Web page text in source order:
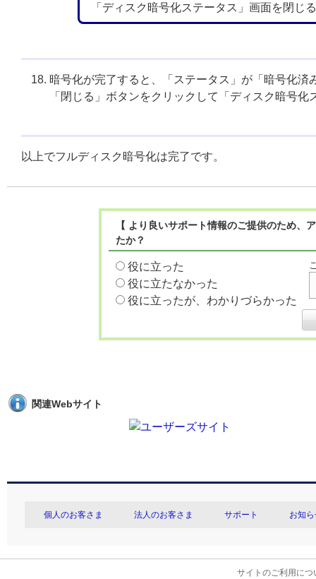
「ディスク暗号化ステータス」画面を閉じ
暗号化が完了すると、「ステータス」が「暗号化済
「閉じる」ボタンをクリックして「ディスク暗号
以上でフルディスク暗号化は完了です。
【 より良いサポート情報のご提供のため
たか？
役に立った
役に立たなかった
役に立ったが、わかりづらかった
関連Webサイト
個人のお客さま 法人のお客さま サポート お知
サイトのご利用につ